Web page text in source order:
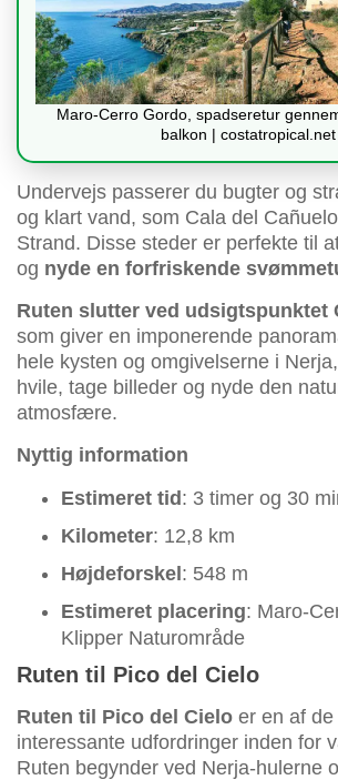
Maro-Cerro Gordo, spadseretur
balkon | costatropical.net
Undervejs passerer du bugter og
og klart vand, som Cala del
Strand. Disse steder er perfekte til
og nyde en forfriskende
Ruten slutter ved udsigtspunktet
som giver en imponerende
hele kysten og omgivelserne i
hvile, tage billeder og nyde den
atmosfære.
Nyttig information
Estimeret tid: 3 timer og 30
Kilometer: 12,8 km
Højdeforskel: 548 m
Estimeret placering: Maro-
Klipper Naturområde
Ruten til Pico del Cielo
Ruten til Pico del Cielo er en af
interessante udfordringer inden for
Ruten begynder ved Nerja-hulerne